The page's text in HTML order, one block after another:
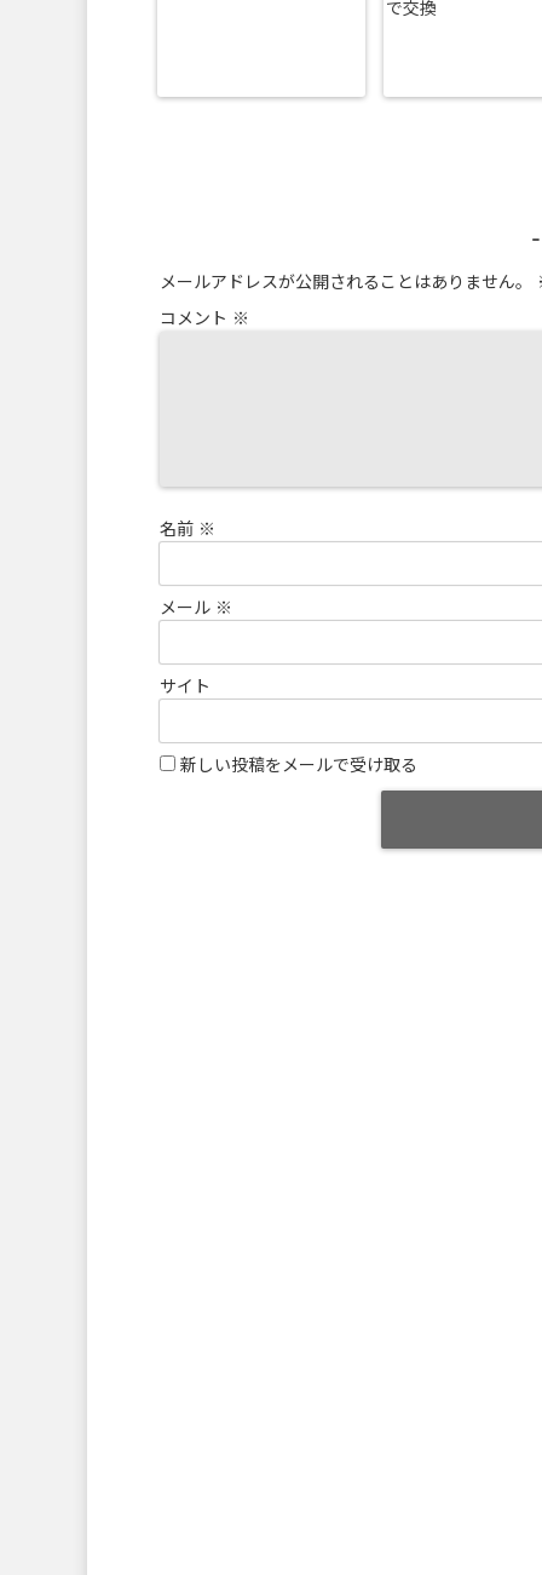
で交換
メールアドレスが公開されることはありません。
コメント ※
名前 ※
メール ※
サイト
新しい投稿をメールで受け取る